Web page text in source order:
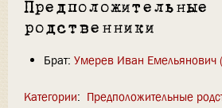
Предположительные
родственники
Брат: Умерев Иван Емельянович
Категории: Предположительные